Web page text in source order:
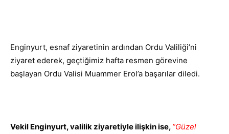
Enginyurt, esnaf ziyaretinin ardından Ordu Valiliği’ni
ziyaret ederek, geçtiğimiz hafta resmen görevine
başlayan Ordu Valisi Muammer Erol’a başarılar diledi.
Vekil Enginyurt, valilik ziyaretiyle ilişkin ise, “Güzel